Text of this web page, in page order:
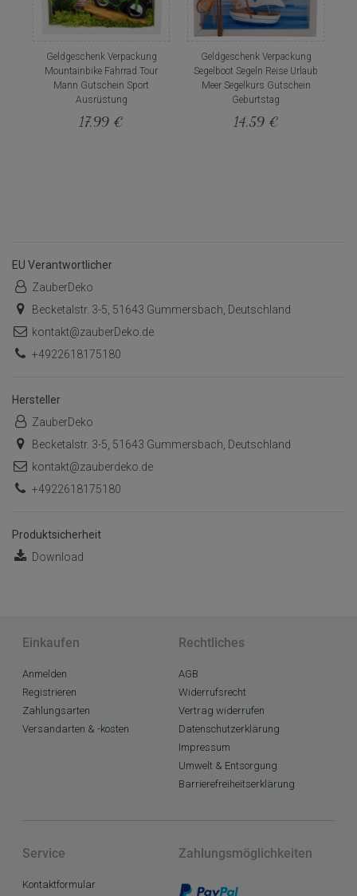
Geldgeschenk Verpackung
Mountainbike Fahrrad Tour
Mann Gutschein Sport
Ausrüstung
17,99 €
Geldgeschenk Verpackung
Segelboot Segeln Reise Urlaub
Meer Segelkurs Gutschein
Geburtstag
14,59 €
EU Verantwortlicher
ZauberDeko
Becketalstr. 3-5, 51643 Gummersbach, Deutschland
kontakt@zauberDeko.de
+4922618175180
Hersteller
ZauberDeko
Becketalstr. 3-5, 51643 Gummersbach, Deutschland
kontakt@zauberdeko.de
+4922618175180
Produktsicherheit
Download
Einkaufen
Anmelden
Registrieren
Zahlungsarten
Versandarten & -kosten
Rechtliches
AGB
Widerrufsrecht
Vertrag widerrufen
Datenschutzerklärung
Impressum
Umwelt & Entsorgung
Barrierefreiheitserklärung
Service
Kontaktformular
Zahlungsmöglichkeiten